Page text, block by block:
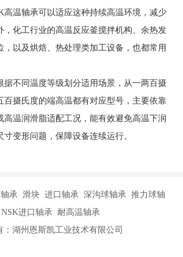
高温轴承可以适应这种持续高温环境，减少
，化工行业的高温反应釜搅拌机构、余热发
，以及烘焙、热处理类加工设备，也都常用
据不同温度等级划分适用场景，从一两百摄
百摄氏度的端高温都有对应型号，主要依靠
高温润滑脂适配工况，能有效避免高温下润
变形问题，保障设备连续运行。
承 滑块 进口轴承 深沟球轴承 推力球轴
进口轴承 耐高温轴承
：湖州恩斯凯工业技术有限公司